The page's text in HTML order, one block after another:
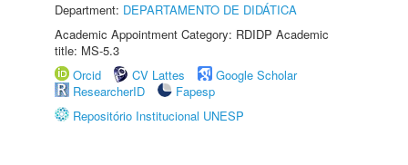
Department: DEPARTAMENTO DE DIDÁTICA
Academic Appointment Category: RDIDP Academic
title: MS-5.3
Orcid
CV Lattes
Google Scholar
ResearcherID
Fapesp
Repositório Institucional UNESP